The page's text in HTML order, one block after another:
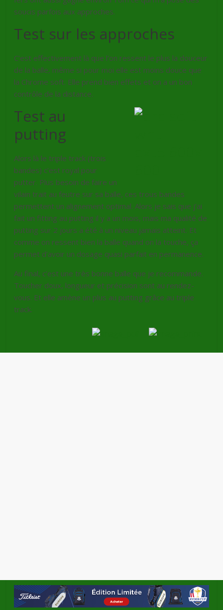
soucis parfois aux approches.
Test sur les approches
C’est effectivement là que l’on ressent le plus la douceur
de la balle, même si pour moi elle est moins douce que
la Chrome soft. Elle prend bien effets et on a un bon
contrôle de la distance.
Test au
putting
Alors là le triple track (trois
bandes) c’est royal pour
putter. Plus besoin de faire un
vilain trait au feutre sur sa balle, ces trous bandes
permettent un alignement optimal. Alors je sais que j’ai
fait un fitting au putting il y a un mois, mais ma qualité de
putting sur 2 jours a été à un niveau jamais atteint. Et
comme on ressent bien la balle quand on la touche, ça
permet d’avoir un dosage quasi parfait en permanence.
Au final, c’est une très bonne balle que je recommande.
Toucher doux, longueur et précision sont au rendez-
vous. Et elle amène un plus au putting grâce au triple
track.